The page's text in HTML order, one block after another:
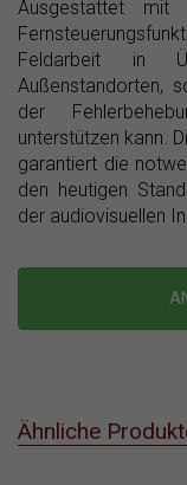
Ausgestattet mit
Feldarbeit in
Außenstandorten,
der
unterstützen kann.
garantiert die
den heutigen
der audiovisuellen
Ähnliche